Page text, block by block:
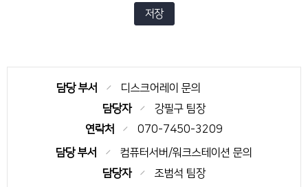
저장
담당 부서
디스크어레이 문의ㅤㅤㅤㅤㅤ
담당자
강필구 팀장
연락처
070-7450-3209
담당 부서
컴퓨터서버/워크스테이션 문의
담당자
조범석 팀장